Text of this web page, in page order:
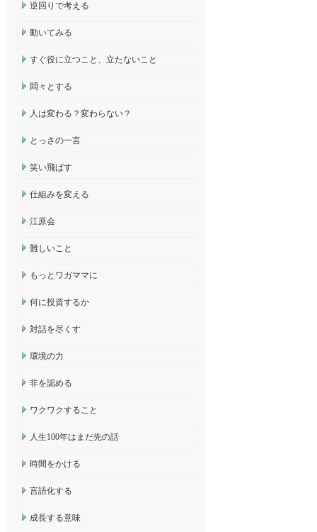
逆回りで考える
動いてみる
すぐ役に立つこと、立たないこと
悶々とする
人は変わる？変わらない？
とっさの一言
笑い飛ばす
仕組みを変える
江原会
難しいこと
もっとワガママに
何に投資するか
対話を尽くす
環境の力
非を認める
ワクワクすること
人生100年はまだ先の話
時間をかける
言語化する
成長する意味